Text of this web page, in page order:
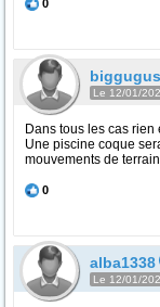
0
biggugus
Le 12/01/
Dans tous les cas rien
Une piscine coque
mouvements de
0
alba1338
Le 12/01/